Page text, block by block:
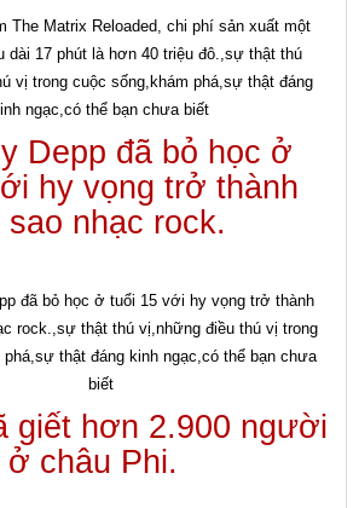
Depp đã bỏ học ở
hy vọng trở thành
sao nhạc rock.
giết hơn 2.900 người
ở châu Phi.